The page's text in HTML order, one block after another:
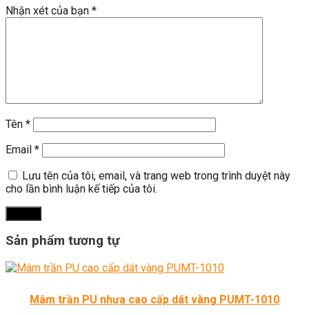
Nhận xét của bạn *
Tên *
Email *
Lưu tên của tôi, email, và trang web trong trình duyệt này
cho lần bình luận kế tiếp của tôi.
Sản phẩm tương tự
Mâm trần PU nhựa cao cấp dát vàng PUMT-1010